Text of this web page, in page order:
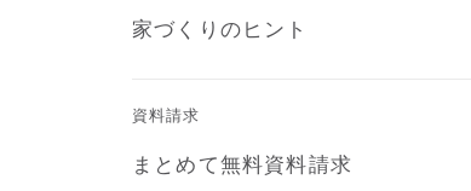
家づくりのヒント
資料請求
まとめて無料資料請求